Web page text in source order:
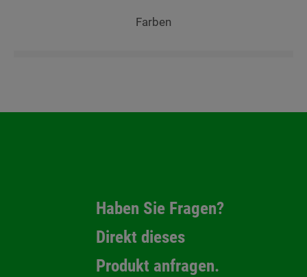
Farben
Haben Sie Fragen?
Direkt dieses
Produkt anfragen.